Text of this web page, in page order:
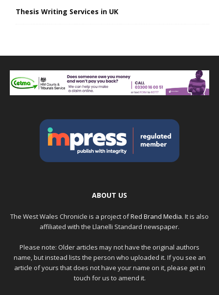
Thesis Writing Services in UK
ABOUT US
The West Wales Chronicle is a project ofRed Brand Media. It is also
affiliated with the Llanelli Standard newspaper.
Please note: Older articles may not have the original authors
name, but instead lists the person who uploaded it. If you see an
article of yours that does not have your name on it, please get in
touch for us to amend it.